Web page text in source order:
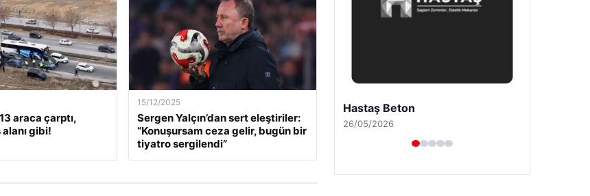
araca çarptı,
gibi!
15/12/2025
Sergen Yalçın’dan sert eleştiriler:
“Konuşursam ceza gelir, bugün bir
tiyatro sergilendi”
Prenses Night Club
29/04/2026